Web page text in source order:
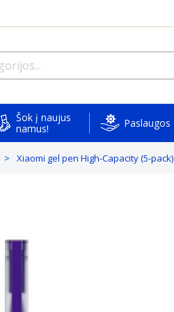
Šok į naujus
namus!
Paslaugos
Xiaomi gel pen High-Capacity (5-pack)